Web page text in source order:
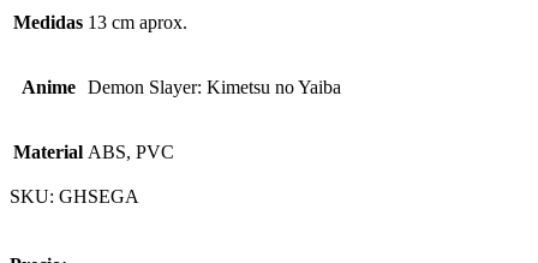
Medidas 13 cm aprox.
Anime Demon Slayer: Kimetsu no Yaiba
Material ABS, PVC
SKU: GHSEGA